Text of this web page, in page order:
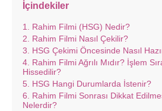
İçindekiler
Rahim Filmi (HSG) Nedir?
Rahim Filmi Nasıl Çekilir?
HSG Çekimi Öncesinde Nasıl
Rahim Filmi Ağrılı Mıdır? İşlem
Hissedilir?
HSG Hangi Durumlarda İstenir?
Rahim Filmi Sonrası Dikkat
Nelerdir?